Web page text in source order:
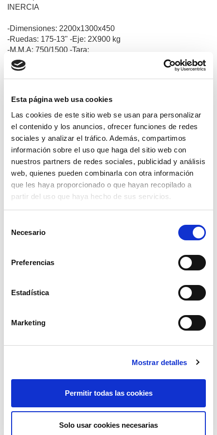
Esta página web usa cookies
Las cookies de este sitio web se usan para personalizar
el contenido y los anuncios, ofrecer funciones de redes
sociales y analizar el tráfico. Además, compartimos
información sobre el uso que haga del sitio web con
nuestros partners de redes sociales, publicidad y análisis
web, quienes pueden combinarla con otra información
que les haya proporcionado o que hayan recopilado a
partir del uso que haya hecho de sus servicios.
Necesario
Preferencias
Estadística
Marketing
Mostrar detalles
Permitir todas las cookies
Solo usar cookies necesarias
INERCIA
-Dimensiones: 2200x1300x450
-Ruedas: 175-13" -Eje: 2X900 kg
-M.M.A: 750/1500 -Tara:
-Lanza en"V"
-Rueda Jockey
-Galvanizado
Productos relacionados
man